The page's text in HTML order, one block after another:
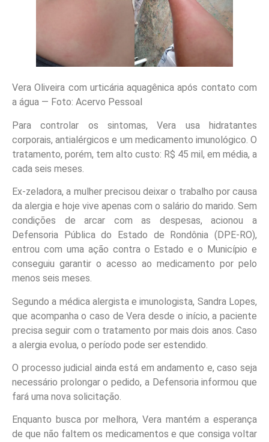
Vera Oliveira com urticária aquagênica após contato com
a água — Foto: Acervo Pessoal
Para controlar os sintomas, Vera usa hidratantes
corporais, antialérgicos e um medicamento imunológico. O
tratamento, porém, tem alto custo: R$ 45 mil, em média, a
cada seis meses.
Ex-zeladora, a mulher precisou deixar o trabalho por causa
da alergia e hoje vive apenas com o salário do marido. Sem
condições de arcar com as despesas, acionou a
Defensoria Pública do Estado de Rondônia (DPE-RO),
entrou com uma ação contra o Estado e o Município e
conseguiu garantir o acesso ao medicamento por pelo
menos seis meses.
Segundo a médica alergista e imunologista, Sandra Lopes,
que acompanha o caso de Vera desde o início, a paciente
precisa seguir com o tratamento por mais dois anos. Caso
a alergia evolua, o período pode ser estendido.
O processo judicial ainda está em andamento e, caso seja
necessário prolongar o pedido, a Defensoria informou que
fará uma nova solicitação.
Enquanto busca por melhora, Vera mantém a esperança
de que não faltem os medicamentos e que consiga voltar